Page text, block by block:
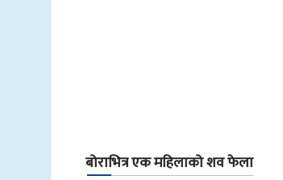
बोराभित्र एक महिलाको शव फेला